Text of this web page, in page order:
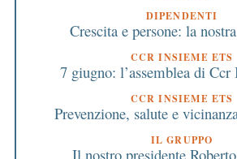
DIPENDENTI
Crescita e persone: la
CCR INSIEME ETS
7 giugno: l’assemblea di Ccr
CCR INSIEME ETS
Prevenzione, salute e
IL GRUPPO
Il nostro presidente